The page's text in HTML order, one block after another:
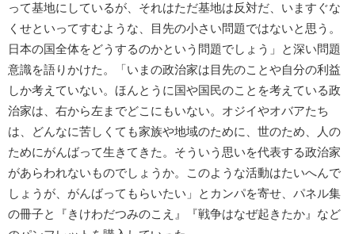
って基地にしているが、それはただ基地は反対だ、いますぐな
くせといってすむような、目先の小さい問題ではないと思う。
日本の国全体をどうするのかという問題でしょう」と深い問題
意識を語りかけた。「いまの政治家は目先のことや自分の利益
しか考えていない。ほんとうに国や国民のことを考えている政
治家は、右から左までどこにもいない。オジイやオバアたち
は、どんなに苦しくても家族や地域のために、世のため、人の
ためにがんばって生きてきた。そういう思いを代表する政治家
があらわれないものでしょうか。このような活動はたいへんで
しょうが、がんばってもらいたい」とカンパを寄せ、パネル集
の冊子と『きけわだつみのこえ』『戦争はなぜ起きたか』など